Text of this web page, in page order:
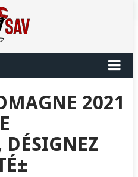
2021
DÉSIGNEZ